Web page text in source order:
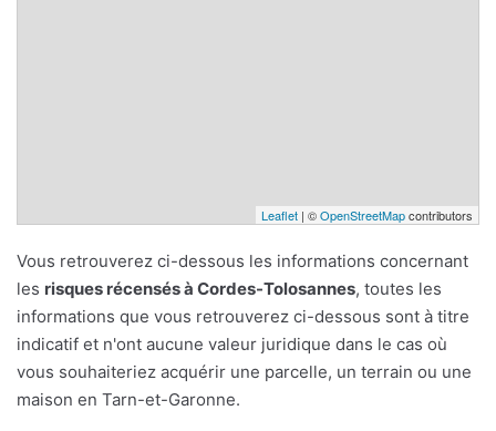
Leaflet | ©OpenStreetMapcontributors
Vous retrouverez ci-dessous les informations concernant
les risques récensés à Cordes-Tolosannes, toutes les
informations que vous retrouverez ci-dessous sont à titre
indicatif et n'ont aucune valeur juridique dans le cas où
vous souhaiteriez acquérir une parcelle, un terrain ou une
maison en Tarn-et-Garonne.